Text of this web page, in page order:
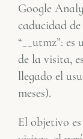
Google
caducidad de
“__utmz”:
de la visita,
llegado el
meses).
El objetivo